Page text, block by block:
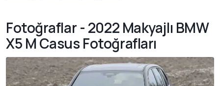
Fotoğraflar - 2022 Makyajlı BMW
X5 M Casus Fotoğrafları